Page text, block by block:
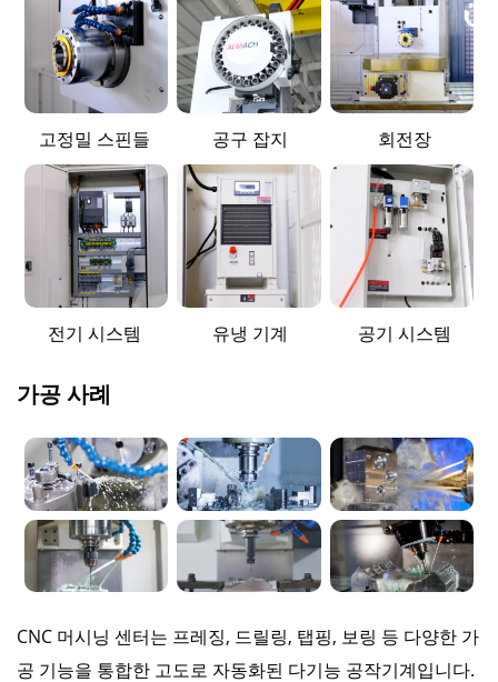
고정밀 스핀들 공구 잡지 회전장
전기 시스템 유냉 기계 공기 시스템
가공 사례
CNC 머시닝 센터는 프레징, 드릴링, 탭핑, 보링 등 다양한 가
공 기능을 통합한 고도로 자동화된 다기능 공작기계입니다.